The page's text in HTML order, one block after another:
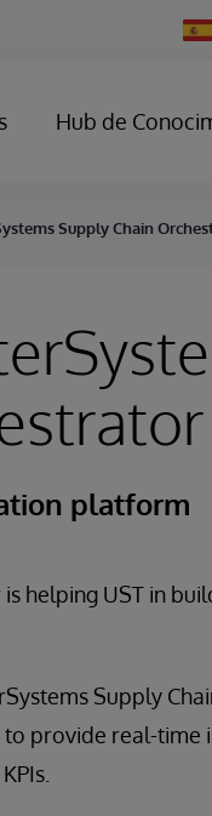
Hub de
Supply Chain
platform
helping UST in
Supply
provide real-time